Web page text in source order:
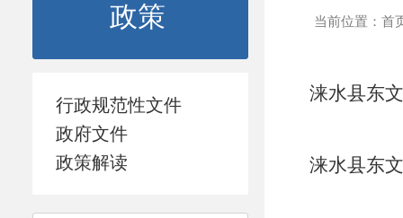
政策
行政规范性文件
政府文件
政策解读
当前位置： 首
涞水县东
涞水县东